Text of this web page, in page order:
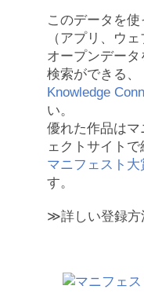
このデータを
（アプリ、ウ
オープンデータ
検索ができる、
Knowledge
い。
優れた作品は
ェクトサイトで
マニフェスト大
す。
≫詳しい登録方